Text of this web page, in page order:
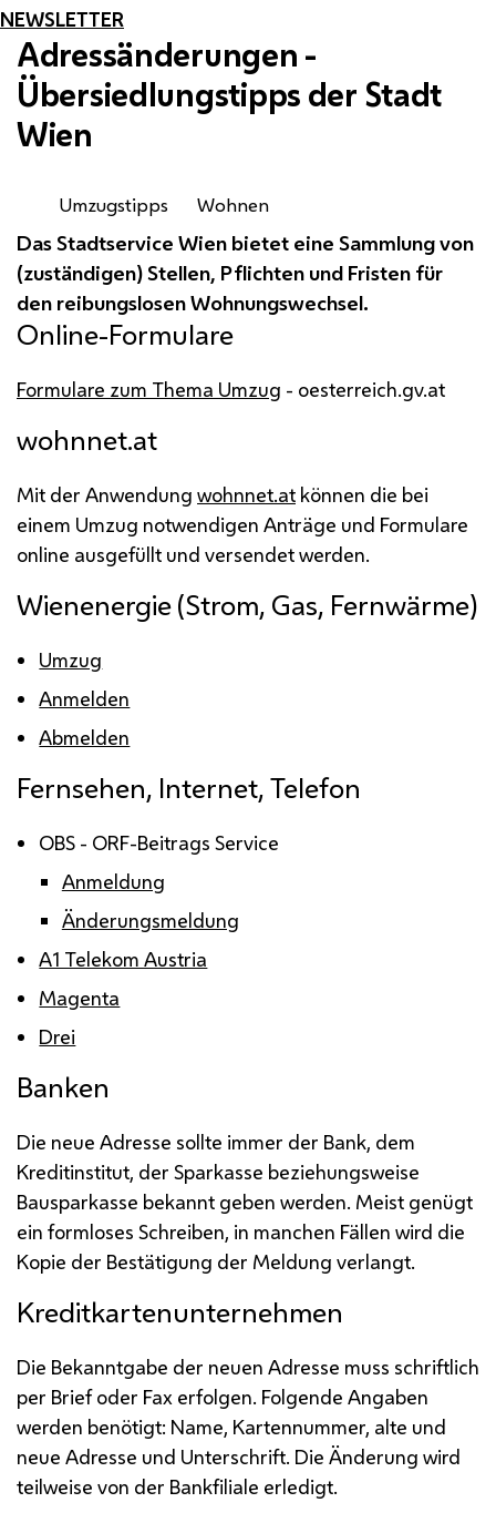
NEWSLETTER
Adressänderungen -
Übersiedlungstipps der Stadt
Wien
Umzugstipps Wohnen
Das Stadtservice Wien bietet eine Sammlung von
(zuständigen) Stellen, Pflichten und Fristen für
den reibungslosen Wohnungswechsel.
Online-Formulare
Formulare zum Thema Umzug - oesterreich.gv.at
wohnnet.at
Mit der Anwendung wohnnet.at können die bei
einem Umzug notwendigen Anträge und Formulare
online ausgefüllt und versendet werden.
Wienenergie (Strom, Gas, Fernwärme)
Umzug
Anmelden
Abmelden
Fernsehen, Internet, Telefon
OBS - ORF-Beitrags Service
Anmeldung
Änderungsmeldung
A1 Telekom Austria
Magenta
Drei
Banken
Die neue Adresse sollte immer der Bank, dem
Kreditinstitut, der Sparkasse beziehungsweise
Bausparkasse bekannt geben werden. Meist genügt
ein formloses Schreiben, in manchen Fällen wird die
Kopie der Bestätigung der Meldung verlangt.
Kreditkartenunternehmen
Die Bekanntgabe der neuen Adresse muss schriftlich
per Brief oder Fax erfolgen. Folgende Angaben
werden benötigt: Name, Kartennummer, alte und
neue Adresse und Unterschrift. Die Änderung wird
teilweise von der Bankfiliale erledigt.